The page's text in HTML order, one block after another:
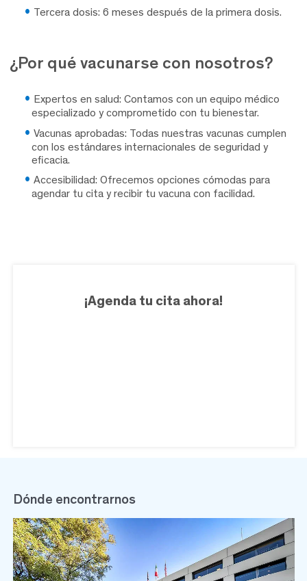
Tercera dosis: 6 meses después de la primera dosis.
¿Por qué vacunarse con nosotros?
Expertos en salud: Contamos con un equipo médico
especializado y comprometido con tu bienestar.
Vacunas aprobadas: Todas nuestras vacunas cumplen
con los estándares internacionales de seguridad y
eficacia.
Accesibilidad: Ofrecemos opciones cómodas para
agendar tu cita y recibir tu vacuna con facilidad.
¡Agenda tu cita ahora!
Dónde encontrarnos